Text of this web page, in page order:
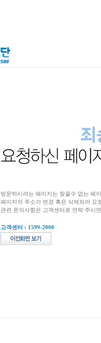
방문하시려는 페이지는 찾을수 없는 페
페이지의 주소가 변경 혹은 삭제되어 요
관련 문의사항은 고객센터로 연락 주시
고객센터 : 1599-2000